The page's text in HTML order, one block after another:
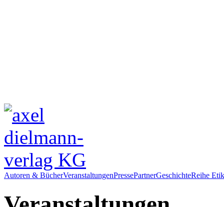
Autoren & BücherVeranstaltungenPressePartnerGeschichteReihe